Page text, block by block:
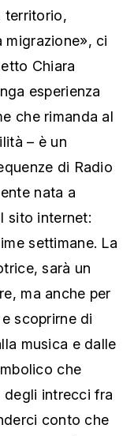
territorio,
migrazione», ci
Chiara
esperienza
che rimanda al
– è un
di Radio
nata a
sito internet:
settimane. La
sarà un
ma anche per
scoprirne di
musica e dalle
che
degli intrecci fra
conto che